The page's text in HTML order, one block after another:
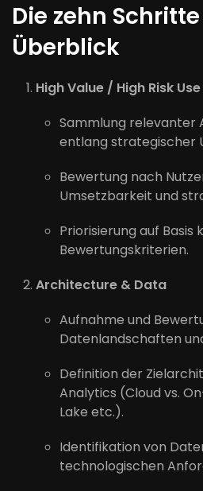
Die zehn
Überblick
High Value / High Risk
Sammlung relevanter
entlang strategischer
Bewertung nach
Umsetzbarkeit und
Priorisierung auf
Bewertungskriterien.
Architecture & Data
Aufnahme und
Datenlandschaften
Definition der
Analytics (Cloud vs.
Lake etc.).
Identifikation von
technologischen